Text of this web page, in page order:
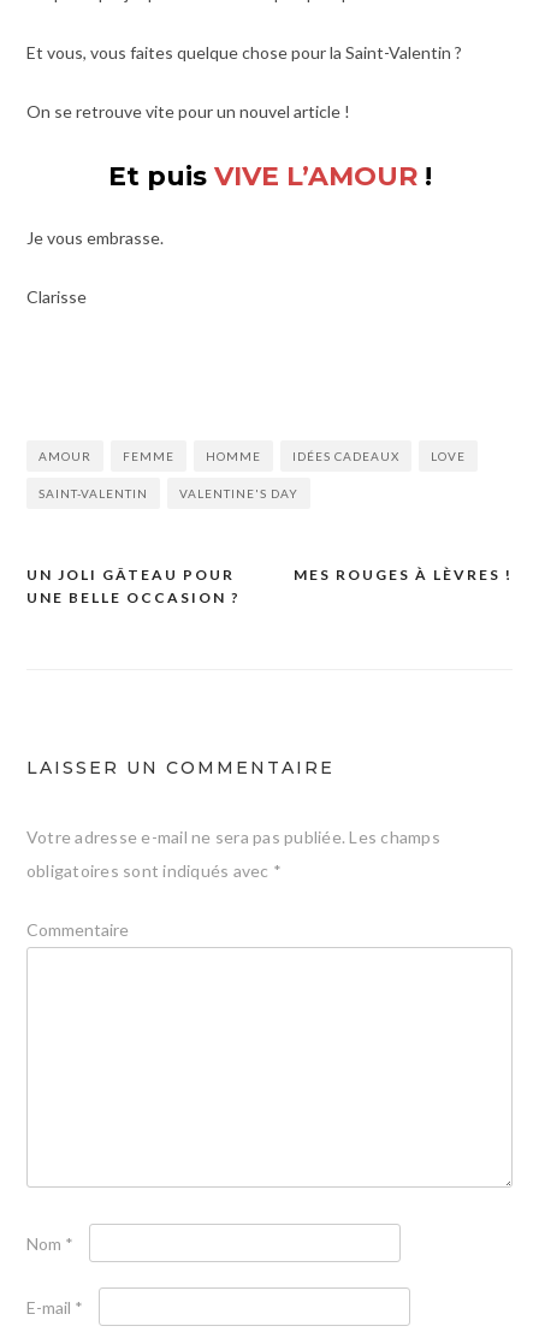
Et vous, vous faites quelque chose pour la Saint-Valentin ?
On se retrouve vite pour un nouvel article !
Et puis VIVE L’AMOUR!
Je vous embrasse.
Clarisse
AMOUR FEMME HOMME IDÉES CADEAUX LOVE
SAINT-VALENTIN VALENTINE'S DAY
Navigation
MES ROUGES À LÈVRES !
UN JOLI GÂTEAU POUR
UNE BELLE OCCASION ?
LAISSER UN COMMENTAIRE
Votre adresse e-mail ne sera pas publiée. Les champs
obligatoires sont indiqués avec *
Commentaire
Nom *
E-mail *